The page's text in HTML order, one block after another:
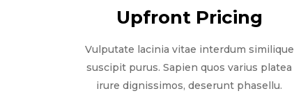
Upfront Pricing
Vulputate lacinia vitae interdum similique
suscipit purus. Sapien quos varius platea
irure dignissimos, deserunt phasellu.